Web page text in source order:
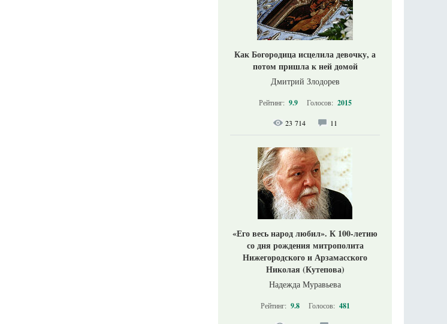
Как Богородица исцелила девочку, а
потом пришла к ней домой
Дмитрий Злодорев
Рейтинг: 9.9 Голосов: 2015
23 714 11
«Его весь народ любил». К 100-летию
со дня рождения митрополита
Нижегородского и Арзамасского
Николая (Кутепова)
Надежда Муравьева
Рейтинг: 9.8 Голосов: 481